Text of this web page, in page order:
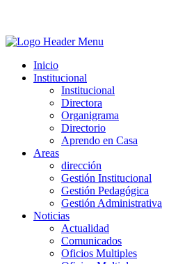
Inicio
Institucional
Institucional
Directora
Organigrama
Directorio
Aprendo en Casa
Areas
dirección
Gestión Institucional
Gestión Pedagógica
Gestión Administrativa
Noticias
Actualidad
Comunicados
Oficios Multiples